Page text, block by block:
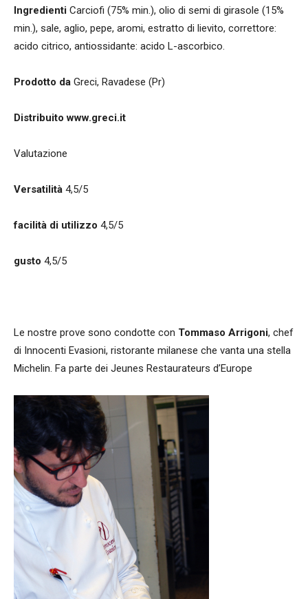
Ingredienti Carciofi (75% min.), olio di semi di girasole (15%
min.), sale, aglio, pepe, aromi, estratto di lievito, correttore:
acido citrico, antiossidante: acido L-ascorbico.
Prodotto da Greci, Ravadese (Pr)
Distribuitowww.greci.it
Valutazione
Versatilità 4,5/5
facilità di utilizzo 4,5/5
gusto 4,5/5
Le nostre prove sono condotte con Tommaso Arrigoni, chef
di Innocenti Evasioni, ristorante milanese che vanta una stella
Michelin. Fa parte dei Jeunes Restaurateurs d’Europe